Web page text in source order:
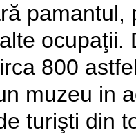
ocupaţii.
800
muzeu in
turişti